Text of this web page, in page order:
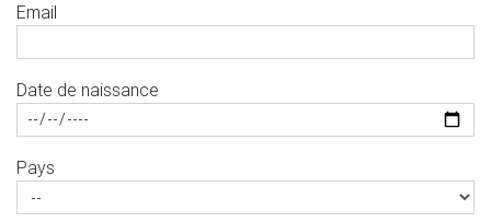
Email
Date de naissance
Pays